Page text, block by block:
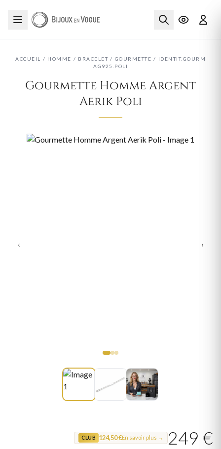
ACCUEIL / HOMME / BRACELET / GOURMETTE / IDENTIT.GOURM
AG925.POLI
Gourmette Homme Argent
Aerik Poli
‹ ›
CLUB 124,50 €En savoir plus → 249 €